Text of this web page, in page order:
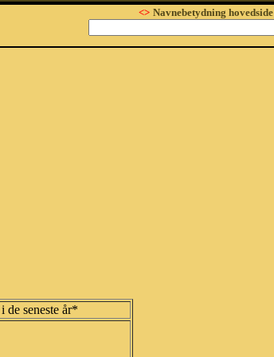
<> Navnebetydning hovedside
de seneste år*